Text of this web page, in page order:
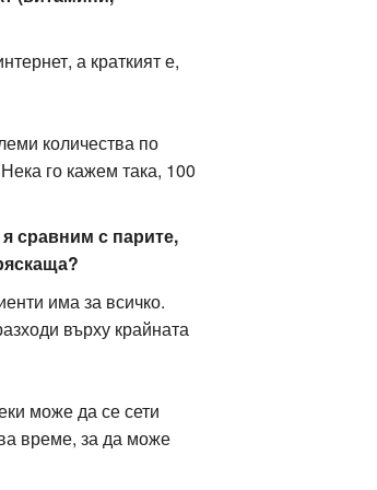
а краткият е,
количества по
го кажем така, 100
сравним с парите,
има за всичко.
върху крайната
може да се сети
време, за да може